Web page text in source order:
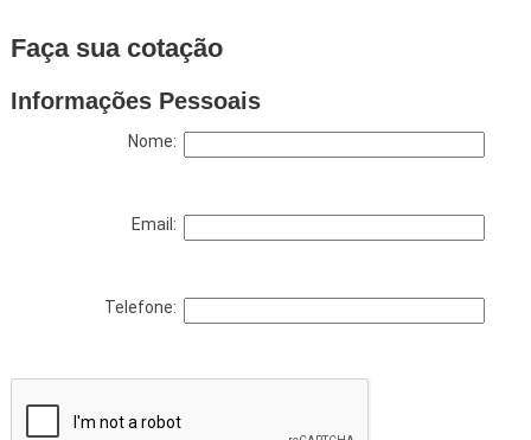
Faça sua cotação
Informações Pessoais
Nome:
Email:
Telefone: